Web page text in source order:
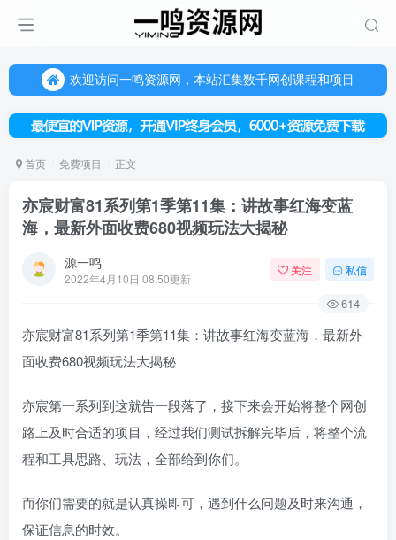
欢迎访问一鸣资源网，本站汇集数千网创课程和项目
欢迎访问一鸣资源网，本站汇集数千网创课程和项目
首页 免费项目 正文
亦宸财富81系列第1季第11集：讲故事红海变蓝
海，最新外面收费680视频玩法大揭秘
源一鸣
2022年4月10日 08:50更新
关注 私信
614
亦宸财富81系列第1季第11集：讲故事红海变蓝海，最新外
面收费680视频玩法大揭秘
亦宸第一系列到这就告一段落了，接下来会开始将整个网创
路上及时合适的项目，经过我们测试拆解完毕后，将整个流
程和工具思路、玩法，全部给到你们。
而你们需要的就是认真操即可，遇到什么问题及时来沟通，
保证信息的时效。